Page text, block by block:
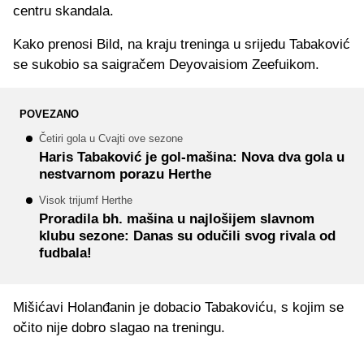
centru skandala.
Kako prenosi Bild, na kraju treninga u srijedu Tabaković
se sukobio sa saigračem Deyovaisiom Zeefuikom.
POVEZANO
Četiri gola u Cvajti ove sezone
Haris Tabaković je gol-mašina: Nova dva gola u
nestvarnom porazu Herthe
Visok trijumf Herthe
Proradila bh. mašina u najlošijem slavnom
klubu sezone: Danas su odučili svog rivala od
fudbala!
Mišićavi Holanđanin je dobacio Tabakoviću, s kojim se
očito nije dobro slagao na treningu.